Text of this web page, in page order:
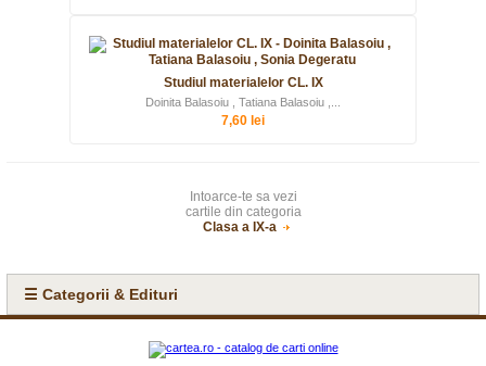
Studiul materialelor CL. IX
Doinita Balasoiu , Tatiana Balasoiu ,...
7,60 lei
Intoarce-te sa vezi
cartile din categoria
Clasa a IX-a
☰ Categorii & Edituri